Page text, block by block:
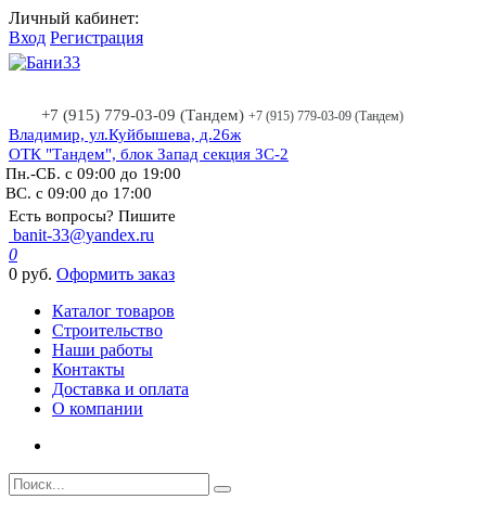
Личный кабинет:
Вход Регистрация
+7 (915) 779-03-09 (Тандем) +7 (915) 779-03-09 (Тандем)
Владимир, ул.Куйбышева, д.26ж
ОТК "Тандем", блок Запад секция ЗС-2
Пн.-СБ. с 09:00 до 19:00
ВС. с 09:00 до 17:00
Есть вопросы? Пишите
banit-33@yandex.ru
0
0 руб. Оформить заказ
Каталог товаров
Строительство
Наши работы
Контакты
Доставка и оплата
О компании